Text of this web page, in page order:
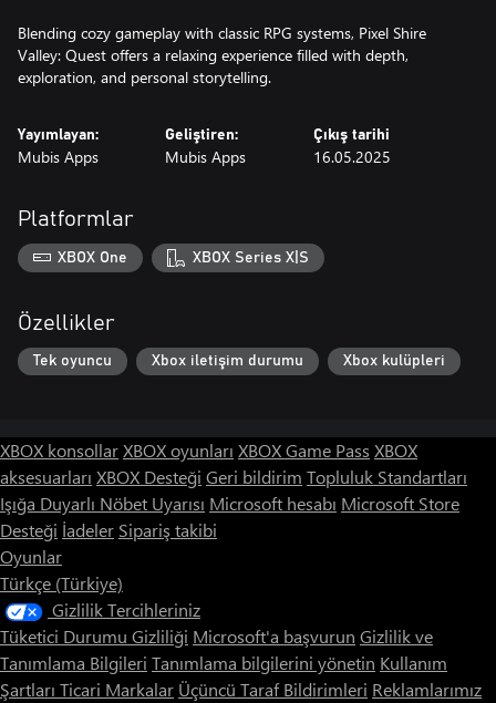
Blending cozy gameplay with classic RPG systems, Pixel Shire
Valley: Quest offers a relaxing experience filled with depth,
exploration, and personal storytelling.
Yayımlayan:
Mubis Apps
Geliştiren:
Mubis Apps
Çıkış tarihi
16.05.2025
Platformlar
XBOX One XBOX Series X|S
Özellikler
Tek oyuncu Xbox iletişim durumu Xbox kulüpleri
XBOX konsollarXBOX oyunları XBOX Game Pass XBOX
aksesuarları XBOX Desteği Geri bildirim Topluluk Standartları
Işığa Duyarlı Nöbet Uyarısı Microsoft hesabı Microsoft Store
Desteği İadeler Sipariş takibi
Oyunlar
Türkçe (Türkiye)
Gizlilik Tercihleriniz
Tüketici Durumu Gizliliği Microsoft'a başvurun Gizlilik ve
Tanımlama Bilgileri Tanımlama bilgilerini yönetin Kullanım
Şartları Ticari Markalar Üçüncü Taraf Bildirimleri Reklamlarımız